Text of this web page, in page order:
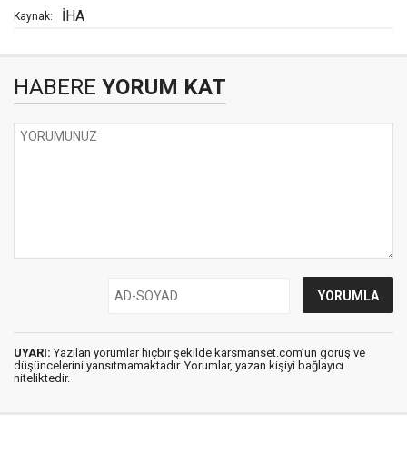
Kaynak: İHA
HABERE YORUM KAT
UYARI: Yazılan yorumlar hiçbir şekilde karsmanset.com’un görüş ve
düşüncelerini yansıtmamaktadır. Yorumlar, yazan kişiyi bağlayıcı
niteliktedir.